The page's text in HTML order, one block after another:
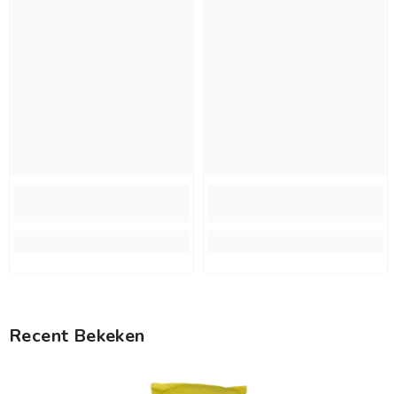
Recent Bekeken